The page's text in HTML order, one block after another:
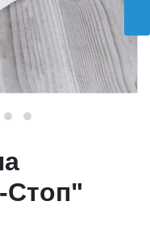
Стоп"